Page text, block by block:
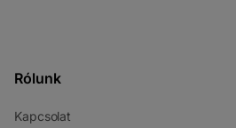
Rólunk
Kapcsolat